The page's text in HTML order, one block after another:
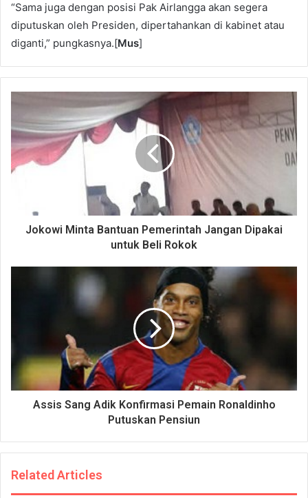
“Sama juga dengan posisi Pak Airlangga akan segera
diputuskan oleh Presiden, dipertahankan di kabinet atau
diganti,” pungkasnya.[Mus]
Jokowi Minta Bantuan Pemerintah Jangan Dipakai
untuk Beli Rokok
Assis Sang Adik Konfirmasi Pemain Ronaldinho
Putuskan Pensiun
Related Articles